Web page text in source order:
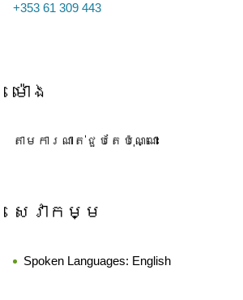
+353 61 309 443
ម៉ោង
តាម​ការណាត់ជួប​តែ​ប៉ុណ្ណោះ
សេវាកម្ម
Spoken Languages: English